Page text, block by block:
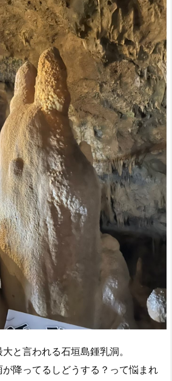
と言われる石垣島鍾乳洞。
降ってるしどうする？って悩まれ